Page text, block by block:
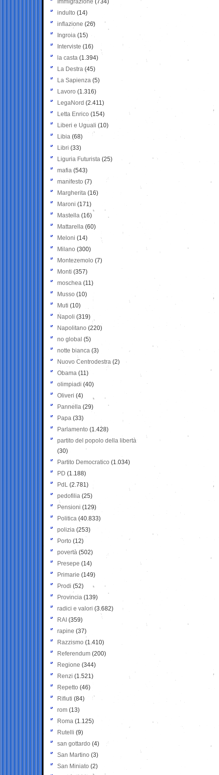
Immigrazione (734)
indulto (14)
inflazione (26)
Ingroia (15)
Interviste (16)
la casta (1.394)
La Destra (45)
La Sapienza (5)
Lavoro (1.316)
LegaNord (2.411)
Letta Enrico (154)
Liberi e Uguali (10)
Libia (68)
Libri (33)
Liguria Futurista (25)
mafia (543)
manifesto (7)
Margherita (16)
Maroni (171)
Mastella (16)
Mattarella (60)
Meloni (14)
Milano (300)
Montezemolo (7)
Monti (357)
moschea (11)
Musso (10)
Muti (10)
Napoli (319)
Napolitano (220)
no global (5)
notte bianca (3)
Nuovo Centrodestra (2)
Obama (11)
olimpiadi (40)
Oliveri (4)
Pannella (29)
Papa (33)
Parlamento (1.428)
partito del popolo della libertà
(30)
Partito Democratico (1.034)
PD (1.188)
PdL (2.781)
pedofilia (25)
Pensioni (129)
Politica (40.833)
polizia (253)
Porto (12)
povertà (502)
Presepe (14)
Primarie (149)
Prodi (52)
Provincia (139)
radici e valori (3.682)
RAI (359)
rapine (37)
Razzismo (1.410)
Referendum (200)
Regione (344)
Renzi (1.521)
Repetto (46)
Rifiuti (84)
rom (13)
Roma (1.125)
Rutelli (9)
san gottardo (4)
San Martino (3)
San Miniato (2)